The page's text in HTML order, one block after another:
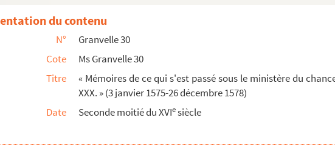
Esp.
Esp.
26 avril 1575 (passages chiffrés)
2 mai 1575
de Naples. Naples, mai 1575. Esp.
du contenu
N°
Granvelle 30
Cote
Ms Granvelle 30
Titre
« Mémoires de ce qui s'est passé sous le ministère du
XXX. » (3 janvier 1575-26 décembre 1578)
Date
Seconde moitié du XVIesiècle